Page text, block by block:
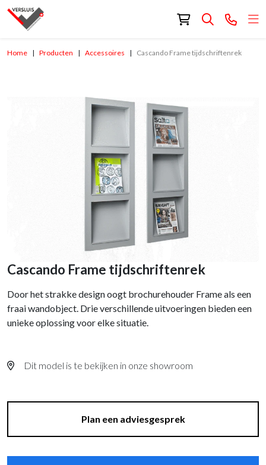
Home Producten Accessoires Cascando Frame tijdschriftenrek
Cascando Frame tijdschriftenrek
Door het strakke design oogt brochurehouder Frame als een
fraai wandobject. Drie verschillende uitvoeringen bieden een
unieke oplossing voor elke situatie.
Dit model is te bekijken in onze showroom
Plan een adviesgesprek